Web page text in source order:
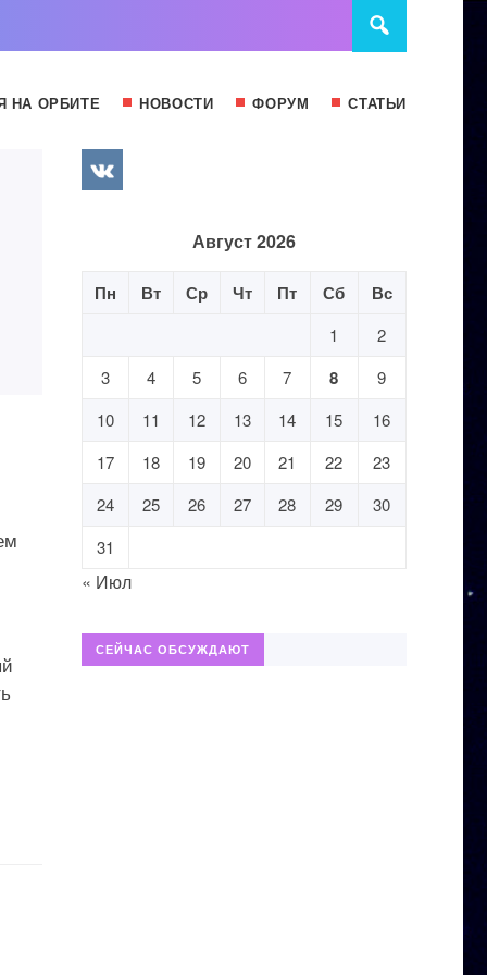
НА ОРБИТЕ НОВОСТИ ФОРУМ СТАТЬИ
Август 2026
Пн Вт Ср Чт Пт Сб Вс
1
2
3
4 5 6 7 8
9
10
11 12 13 14 15
16
17
18 19 20 21 22
23
24
25 26 27 28 29
30
31
« Июл
СЕЙЧАС ОБСУЖДАЮТ